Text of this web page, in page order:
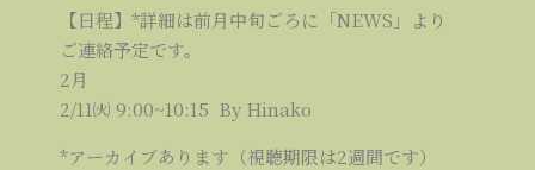
【日程】*詳細は前月中旬ごろに「NEWS」より
ご連絡予定です。
2月
2/11㈫ 9:00~10:15 By Hinako
*アーカイブあります（視聴期限は2週間です）